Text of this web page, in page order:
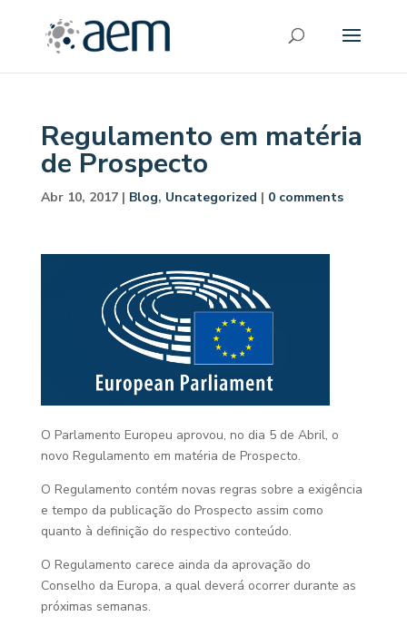
Regulamento em matéria
de Prospecto
Abr 10, 2017| Blog, Uncategorized | 0 comments
O Parlamento Europeu aprovou, no dia 5 de Abril, o
novo Regulamento em matéria de Prospecto.
O Regulamento contém novas regras sobre a exigência
e tempo da publicação do Prospecto assim como
quanto à definição do respectivo conteúdo.
O Regulamento carece ainda da aprovação do
Conselho da Europa, a qual deverá ocorrer durante as
próximas semanas.